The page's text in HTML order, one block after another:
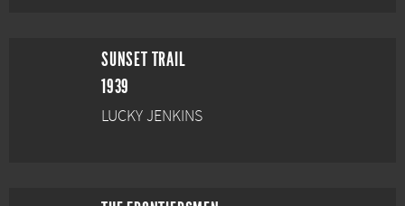
SUNSET TRAIL
1939
LUCKY JENKINS